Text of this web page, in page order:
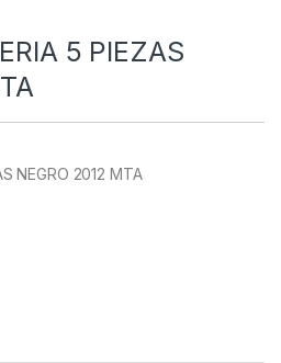
5 PIEZAS
NEGRO 2012 MTA